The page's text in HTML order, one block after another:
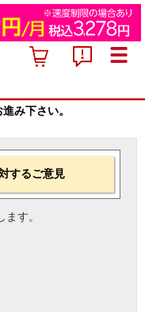
み下さい。
するご意見
す。